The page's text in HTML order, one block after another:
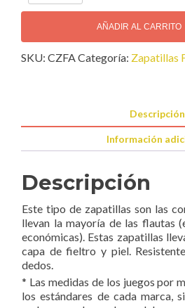
Doble
Zapatillas
Flauta
AÑADIR AL CARRITO
SKU: CZFACategoría: Zapatillas
Descripción
Información
Descripción
Este tipo de zapatillas son las
llevan la mayoría de las flautas
económicas). Estas zapatillas
capa de fieltro y piel.
dedos.
* Las medidas de los juegos por
los estándares de cada marca,